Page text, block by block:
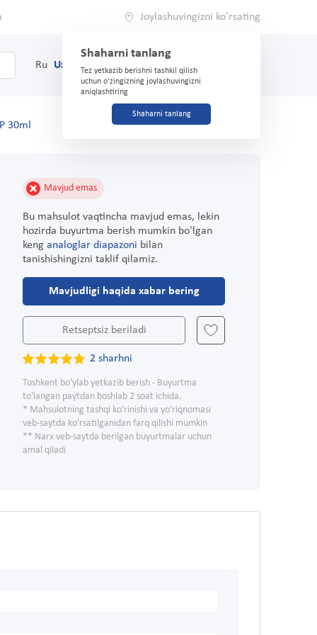
Joylashuvingizni ko'rsating
Shaharni tanlang
Tez yetkazib berishni tashkil qilish
uchun o'zingizning joylashuvingizni
aniqlashtiring
Shaharni tanlang
Ru Uz (71) 200-03-03
30ml
Mavjud emas
Bu mahsulot vaqtincha mavjud emas, lekin
hozirda buyurtma berish mumkin bo'lgan
keng analoglar diapazoni bilan
tanishishingizni taklif qilamiz.
Mavjudligi haqida xabar bering
Retseptsiz beriladi
2 sharhni
Toshkent bo'ylab yetkazib berish - Buyurtma
to'langan paytdan boshlab 2 soat ichida.
* Mahsulotning tashqi ko'rinishi va yo'riqnomasi
veb-saytda ko'rsatilganidan farq qilishi mumkin
** Narx veb-saytda berilgan buyurtmalar uchun
amal qiladi